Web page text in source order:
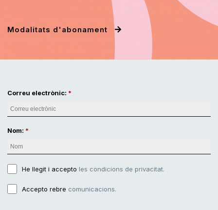
Modalitats d'abonament
Correu electrònic:
Nom:
He llegit i accepto les condicions de privacitat.
Accepto rebre comunicacions.